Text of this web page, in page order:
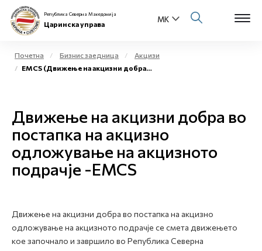
Физички лица
Бизнис заедница
Е-Царина
Контакт
Република Северна Македонија
Царинска управа
Почетна Бизнис заедница
Акцизи
EMCS (Движење на акцизни добра во постапка на акцизно одложување на акцизното подрачје)
Движење на акцизни добра во
постапка на акцизно
одложување на акцизното
подрачје -EMCS
Движење на акцизни добра во постапка на акцизно
одложување на акцизното подрачје се смета движењето
кое започнало и завршило во Република Северна